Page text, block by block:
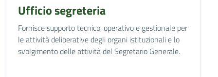
Ufficio segreteria
Fornisce supporto tecnico, operativo e gestionale per
le attività deliberative degli organi istituzionali e lo
svolgimento delle attività del Segretario Generale.